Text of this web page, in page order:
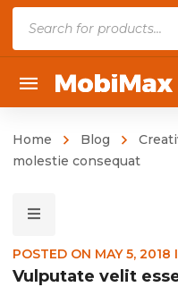
r
d
c
t
a
Home Blog
molestie consequat
POSTED ON MAY 5, 2018
Vulputate velit